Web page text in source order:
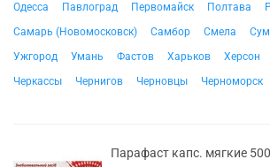
Одесса
Павлоград Первомайск Полтава
Самарь (Новомосковск)
Самбор Смела
Ужгород
Умань Фастов Харьков Херсон
Черкассы
Чернигов Черновцы Черноморск
Парафаст капс. мягкие